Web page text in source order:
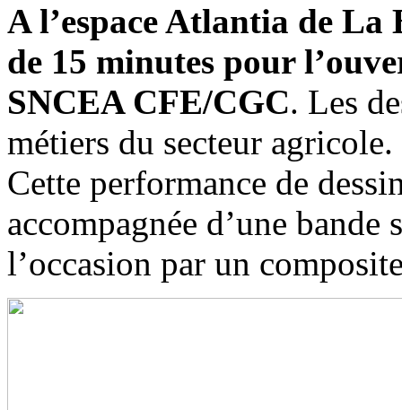
A l’espace Atlantia de La
de 15 minutes pour
SNCEA CFE/CGC. Les
métiers du secteur agricole.
Cette performance de
accompagnée d’une
l’occasion par un